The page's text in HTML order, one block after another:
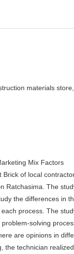
materials store,,
Mix Factors
Brick of local
Ratchasima. The
the differences in
process. The
solving
are opinions in
the technician